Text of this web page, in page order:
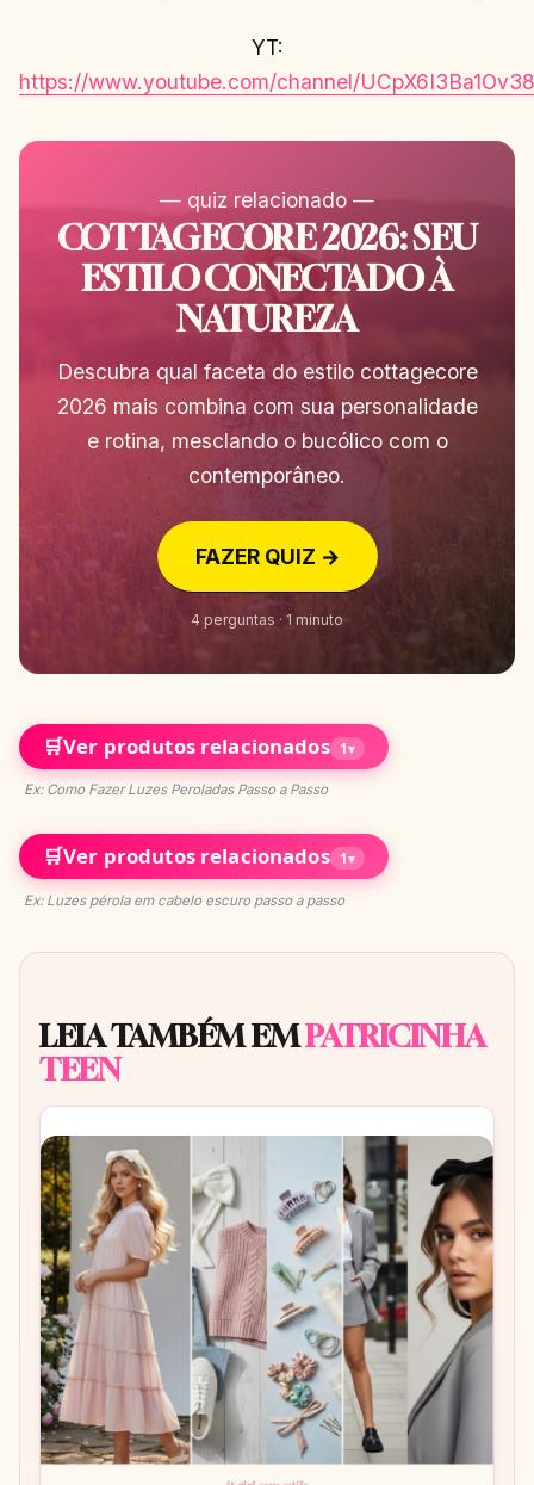
YT:
https://www.youtube.com/channel/
— quiz relacionado —
COTTAGECORE 2026: SEU
ESTILO CONECTADO À
NATUREZA
Descubra qual faceta do estilo cottagecore
2026 mais combina com sua personalidade
e rotina, mesclando o bucólico com o
contemporâneo.
FAZER QUIZ →
4 perguntas · 1 minuto
🛒Ver produtos relacionados 1▾
Ex: Como Fazer Luzes Peroladas Passo a Passo
🛒Ver produtos relacionados 1▾
Ex: Luzes pérola em cabelo escuro passo a passo
LEIA TAMBÉM EMPATRICINHA
TEEN